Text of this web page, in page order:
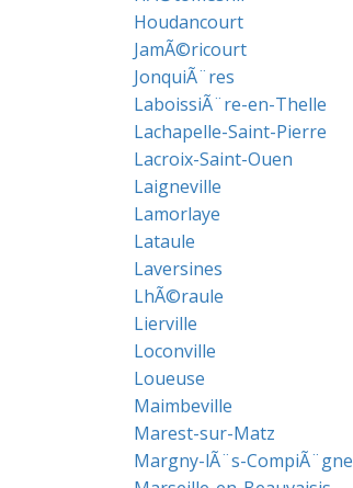
Houdancourt
JamÃ©ricourt
JonquiÃ¨res
LaboissiÃ¨re-en-Thelle
Lachapelle-Saint-Pierre
Lacroix-Saint-Ouen
Laigneville
Lamorlaye
Lataule
Laversines
LhÃ©raule
Lierville
Loconville
Loueuse
Maimbeville
Marest-sur-Matz
Margny-lÃ¨s-CompiÃ¨gne